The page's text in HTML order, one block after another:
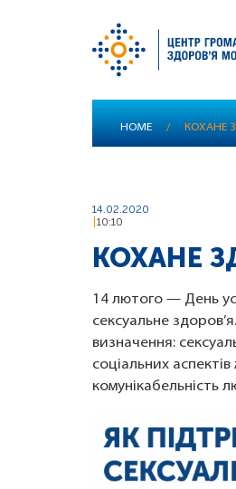
HOME / КОХАНЕ
14.02.2020
10:10
КОХАНЕ
14 лютого — День
сексуальне
визначення:
соціальних
комунікабельність